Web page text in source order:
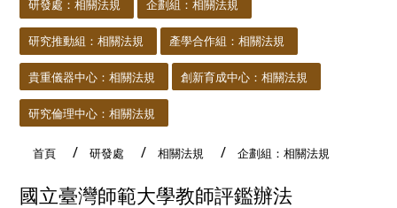
研發處：相關法規 企劃組：相關法規
研究推動組：相關法規 產學合作組：相關法規
貴重儀器中心：相關法規 創新育成中心：相關法規
研究倫理中心：相關法規
首頁 研發處 相關法規 企劃組：相關法規
國立臺灣師範大學教師評鑑辦法